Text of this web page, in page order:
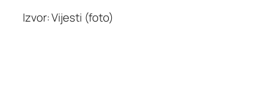
Izvor: Vijesti (foto)